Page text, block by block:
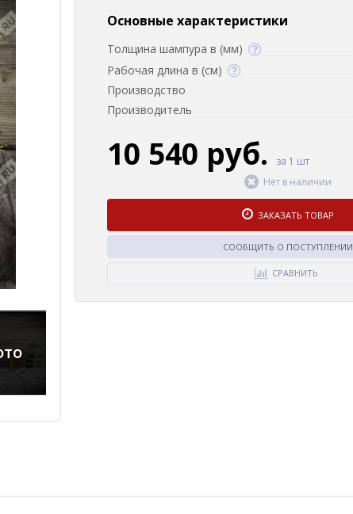
Основные характеристики
Толщина шампура в (мм)
Рабочая длина в (см)
Производство
Производитель
10 540 руб.
за 1 шт
Нет в наличии
ЗАКАЗАТЬ ТОВАР
СООБЩИТЬ О ПОСТУПЛЕНИИ
СРАВНИТЬ